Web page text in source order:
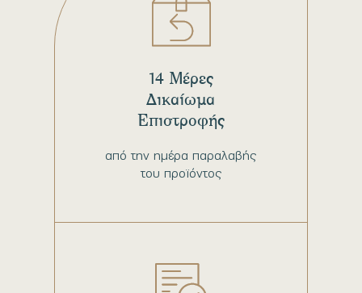
από την ημέρα παραλαβής
του προϊόντος
14 Μέρες
Δικαίωμα
Επιστροφής